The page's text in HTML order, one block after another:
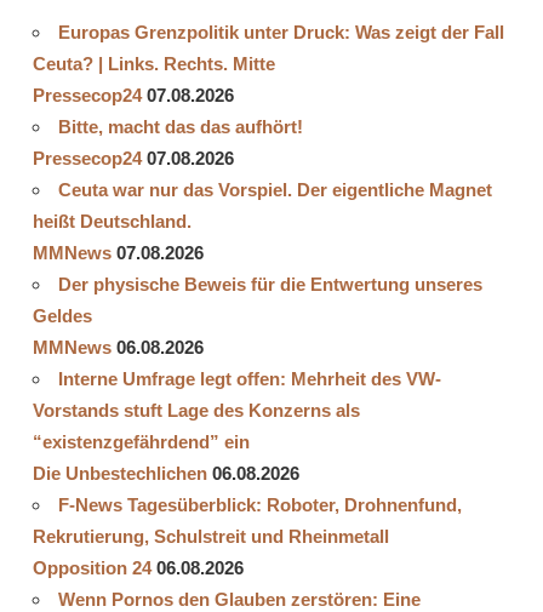
Europas Grenzpolitik unter Druck: Was zeigt der Fall
Ceuta? | Links. Rechts. Mitte
Pressecop24 07.08.2026
Bitte, macht das das aufhört!
Pressecop24 07.08.2026
Ceuta war nur das Vorspiel. Der eigentliche Magnet
heißt Deutschland.
MMNews 07.08.2026
Der physische Beweis für die Entwertung unseres
Geldes
MMNews 06.08.2026
Interne Umfrage legt offen: Mehrheit des VW-
Vorstands stuft Lage des Konzerns als
“existenzgefährdend” ein
Die Unbestechlichen 06.08.2026
F-News Tagesüberblick: Roboter, Drohnenfund,
Rekrutierung, Schulstreit und Rheinmetall
Opposition 24 06.08.2026
Wenn Pornos den Glauben zerstören: Eine